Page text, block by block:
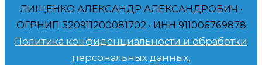
ЛИЩЕНКО АЛЕКСАНДР АЛЕКСАНДРОВИЧ •
ОГРНИП 320911200081702 • ИНН 911006769878
Политика конфиденциальности и обработки
персональных данных.